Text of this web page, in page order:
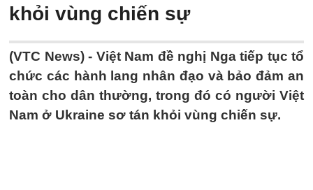
khỏi vùng chiến sự
(VTC News) - Việt Nam đề nghị Nga tiếp tục tổ
chức các hành lang nhân đạo và bảo đảm an
toàn cho dân thường, trong đó có người Việt
Nam ở Ukraine sơ tán khỏi vùng chiến sự.